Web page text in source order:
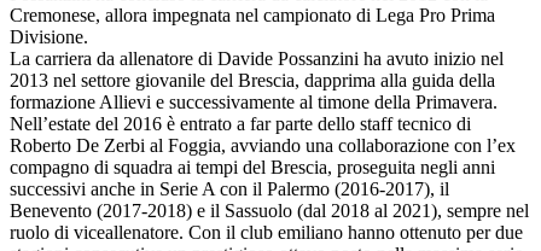
Cremonese, allora impegnata nel campionato di Lega Pro Prima
Divisione.
La carriera da allenatore di Davide Possanzini ha avuto inizio nel
2013 nel settore giovanile del Brescia, dapprima alla guida della
formazione Allievi e successivamente al timone della Primavera.
Nell’estate del 2016 è entrato a far parte dello staff tecnico di
Roberto De Zerbi al Foggia, avviando una collaborazione con l’ex
compagno di squadra ai tempi del Brescia, proseguita negli anni
successivi anche in Serie A con il Palermo (2016-2017), il
Benevento (2017-2018) e il Sassuolo (dal 2018 al 2021), sempre nel
ruolo di viceallenatore. Con il club emiliano hanno ottenuto per due